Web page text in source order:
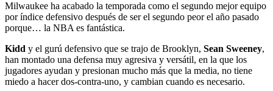
Milwaukee ha acabado la temporada como el segundo mejor equipo
por índice defensivo después de ser el segundo peor el año pasado
porque… la NBA es fantástica.
Kidd y el gurú defensivo que se trajo de Brooklyn, Sean Sweeney,
han montado una defensa muy agresiva y versátil, en la que los
jugadores ayudan y presionan mucho más que la media, no tiene
miedo a hacer dos-contra-uno, y cambian cuando es necesario.